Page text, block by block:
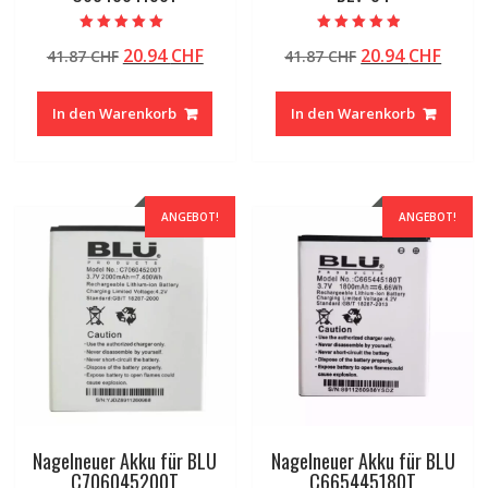
5.00
von 5
41.87CHF Ursprünglicher
war:
41.87 CHF
20.94CHFAktueller
In den Warenkorb
4.50
von 5
41.87CHF Ursprünglicher
war:
41.87 CHF
20.94CHF
In den Warenkorb
ANGEBOT!
Nagelneuer Akku für BLU
C706045200T
ANGEBOT!
Nagelneuer Akku für BLU
C665445180T